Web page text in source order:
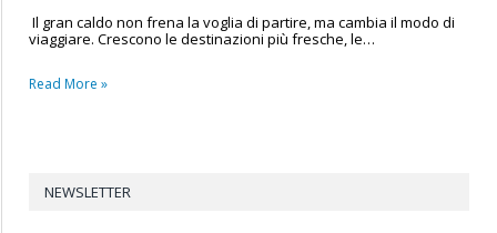
Il gran caldo non frena la voglia di partire, ma cambia il modo di
viaggiare. Crescono le destinazioni più fresche, le…
Read More »
NEWSLETTER